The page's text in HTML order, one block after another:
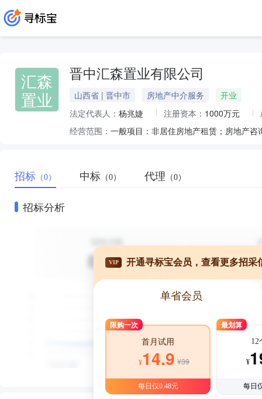
汇森
置业
晋中汇森置业有限公司
山西省 | 晋中市 房地产中介服务
开业
法定代表人： 杨兆婕 注册资本： 1000万元
经营范围： 一般项目：非居住房地产租赁；房地产
招标 （0） 中标 （0） 代理 （0）
招标分析
VIP 开通寻标宝会员，查看更多招采
单省会员
限购一次
首月试用
¥14.9 ¥39
每日仅0.48元
最划算
12
¥
每日